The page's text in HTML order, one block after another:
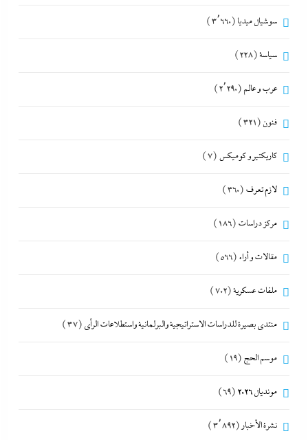
سوشيال ميديا (3٬660)
سياسة(228)
عرب و عالم (2٬290)
فنون (321)
كاريكتير و كوميكس (7)
لازم تعرف (360)
مركز دراسات (186)
مقالات و أراء (566)
ملفات عسكرية(702)
منتدى بصيرة للدراسات الاستراتيجية والبرلمانية واستطلاعات الرأى (37)
موسم الحج (19)
مونديال 2026 (69)
نشرة الأخبار (3٬892)